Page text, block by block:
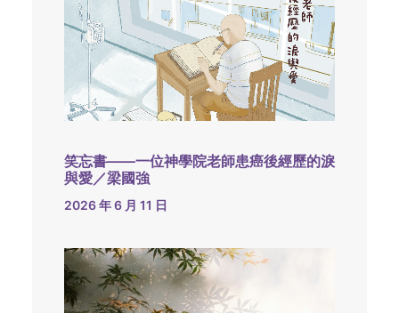
笑忘書——一位神學院老師患癌後經歷的淚
與愛／梁國強
2026 年 6 月 11 日